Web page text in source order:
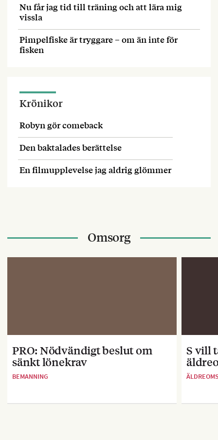
Nu får jag tid till träning och att lära mig
vissla
Pimpelfiske är tryggare – om än inte för
fisken
Krönikor
Robyn gör comeback
Den baktalades berättelse
En filmupplevelse jag aldrig glömmer
Omsorg
PRO: Nödvändigt beslut om
sänkt lönekrav
BEMANNING
S vill